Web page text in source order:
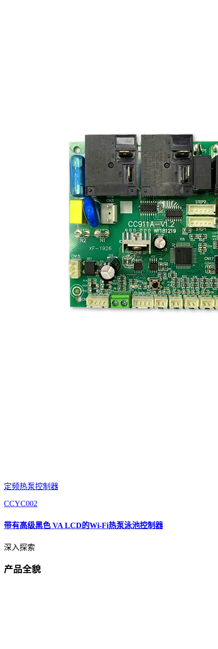
定频热泵控制器
CCYC002
带有高级黑色 VA LCD的Wi-Fi热泵泳池控制器
深入探索
产品全貌